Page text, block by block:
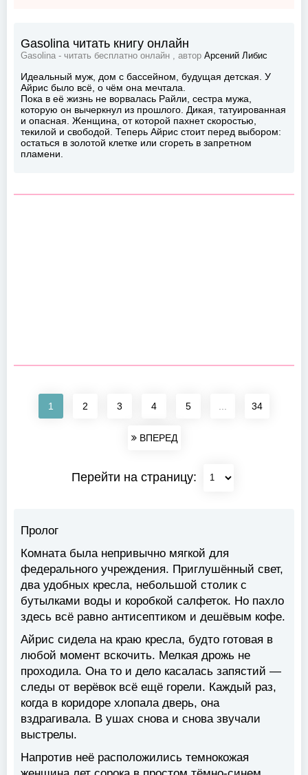
Gasolina читать книгу онлайн
Gasolina - читать бесплатно онлайн , автор Арсений Либис
Идеальный муж, дом с бассейном, будущая детская. У
Айрис было всё, о чём она мечтала.
Пока в её жизнь не ворвалась Райли, сестра мужа,
которую он вычеркнул из прошлого. Дикая, татуированная
и опасная. Женщина, от которой пахнет скоростью,
текилой и свободой. Теперь Айрис стоит перед выбором:
остаться в золотой клетке или сгореть в запретном
пламени.
1 2 3 4 5 34
ВПЕРЕД
Перейти на страницу:
Пролог
Комната была непривычно мягкой для
федерального учреждения. Приглушённый свет,
два удобных кресла, небольшой столик с
бутылками воды и коробкой салфеток. Но пахло
здесь всё равно антисептиком и дешёвым кофе.
Айрис сидела на краю кресла, будто готовая в
любой момент вскочить. Мелкая дрожь не
проходила. Она то и дело касалась запястий —
следы от верёвок всё ещё горели. Каждый раз,
когда в коридоре хлопала дверь, она
вздрагивала. В ушах снова и снова звучали
выстрелы.
Напротив неё расположились темнокожая